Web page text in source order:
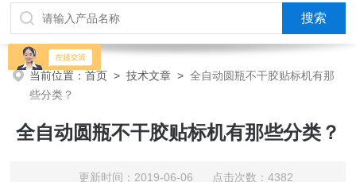
当前位置：首页 >技术文章 >全自动圆瓶不干胶贴标机有那
些分类？
全自动圆瓶不干胶贴标机有那些分类？
更新时间：2019-06-06 点击次数：4382